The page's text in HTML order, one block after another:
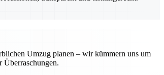
Umzug planen – wir kümmern uns um
Überraschungen.